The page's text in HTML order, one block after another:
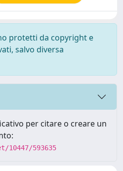
protetti da copyright e
salvo diversa
per citare o creare un
593635